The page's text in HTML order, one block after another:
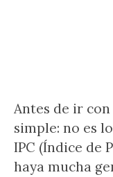
Antes de ir
simple: no es
IPC (Índice de
haya mucha